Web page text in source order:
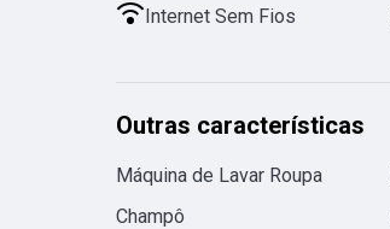
Internet Sem Fios
Outras características
Máquina de Lavar Roupa
Champô